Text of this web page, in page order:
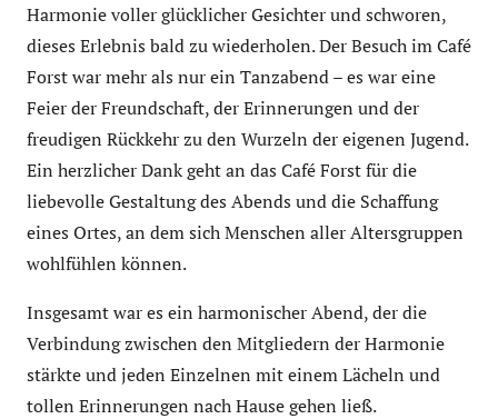
Harmonie voller glücklicher Gesichter und schworen,
dieses Erlebnis bald zu wiederholen. Der Besuch im Café
Forst war mehr als nur ein Tanzabend – es war eine
Feier der Freundschaft, der Erinnerungen und der
freudigen Rückkehr zu den Wurzeln der eigenen Jugend.
Ein herzlicher Dank geht an das Café Forst für die
liebevolle Gestaltung des Abends und die Schaffung
eines Ortes, an dem sich Menschen aller Altersgruppen
wohlfühlen können.
Insgesamt war es ein harmonischer Abend, der die
Verbindung zwischen den Mitgliedern der Harmonie
stärkte und jeden Einzelnen mit einem Lächeln und
tollen Erinnerungen nach Hause gehen ließ.